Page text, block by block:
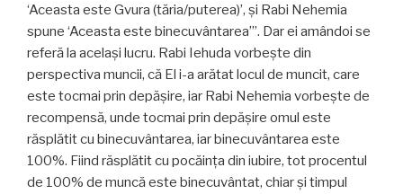
‘Aceasta este Gvura (tăria/puterea)’, și Rabi Nehemia
spune ‘Aceasta este binecuvântarea’”. Dar ei amândoi se
referă la același lucru. Rabi Iehuda vorbește din
perspectiva muncii, că El i-a arătat locul de muncit, care
este tocmai prin depășire, iar Rabi Nehemia vorbește de
recompensă, unde tocmai prin depășire omul este
răsplătit cu binecuvântarea, iar binecuvântarea este
100%. Fiind răsplătit cu pocăința din iubire, tot procentul
de 100% de muncă este binecuvântat, chiar și timpul